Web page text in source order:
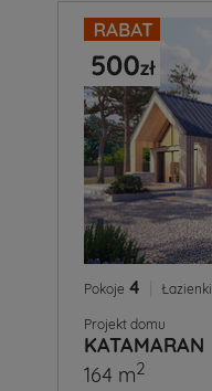
Pokoje 4 Łazienki
Projekt domu
KATAMARAN
164 m2